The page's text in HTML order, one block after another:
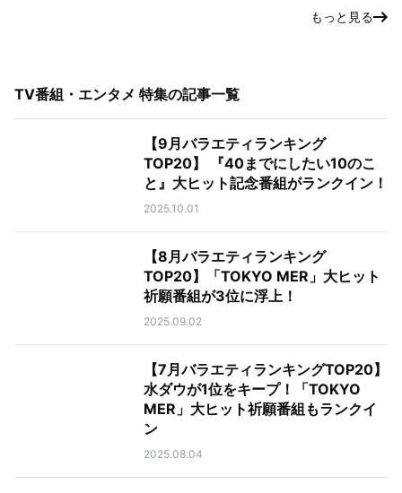
もっと見る
TV番組・エンタメ 特集の記事一覧
【9月バラエティランキング
TOP20】 『40までにしたい10のこ
と』大ヒット記念番組がランクイン！
2025.10.01
【8月バラエティランキング
TOP20】「TOKYO MER」大ヒット
祈願番組が3位に浮上！
2025.09.02
【7月バラエティランキングTOP20】
水ダウが1位をキープ！「TOKYO
MER」大ヒット祈願番組もランクイ
ン
2025.08.04